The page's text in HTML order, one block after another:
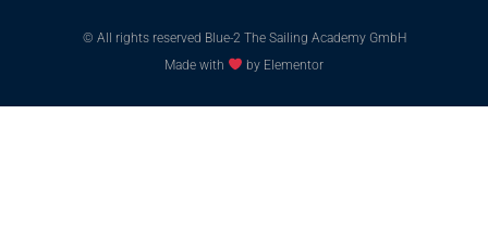
© All rights reserved Blue-2 The Sailing Academy GmbH
Made with
by Elementor